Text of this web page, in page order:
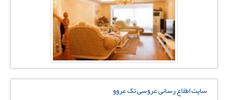
سایت اطلاع رسانی عروسی تک عروو